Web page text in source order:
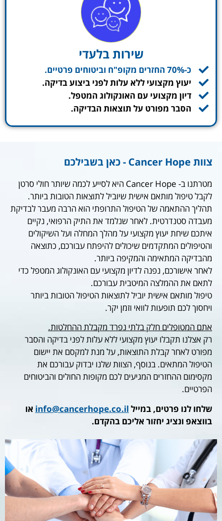
שירות בלעדי
כ-70% החזרים מקופ"ח וביטוחים פרטיים.
יעוץ מקצועי ללא עלות לפני ביצוע בדיקה.
דיון מקצועי עם האונקולוג המטפל.
הסבר מפורט על תוצאות הבדיקה.
צוות Cancer Hope - כאן בשבילכם
מטרתנו ב- Cancer Hope היא לסייע לכמה שיותר חולי סרטן
לקבל טיפול מותאם אישית שיוביל לתוצאות הטובות ביותר.
תהליך ההתאמה של הטיפול התרופתי הוא הרבה מעבר לבדיקת
מעבדה סטנדרטית. לאחר שנלמד את התיק הרפואי, נקיים
איתכם שיחת יעוץ מקצועי על מהלך המחלה ועל השיקולים
והטיפולים המתקדמים שיכולים להיפתח עבורכם, כתוצאה
מהבדיקה המתאימה והמקיפה ביותר.
לאחר אישורכם, נפנה לדיון מקצועי עם האונקולוג המטפל כדי
לתאם את ההמלצה המיטבית עבורכם.
טיפול מותאם אישית יוביל לתוצאות הטיפול הטובות ביותר
ויחסוך לכם תופעות לוואי וזמן יקר.
אתם המטופלים חלק בלתי נפרד מקבלת ההחלטות.
רק אצלנו תקבלו יעוץ מקצועי ללא עלות לפני בדיקה והסבר
מפורט לאחר קבלת התוצאות, על מנת למקסם את יישום
הטיפול המתאים. בנוסף, הצוות שלנו יבדוק עבורכם את
מקסימום ההחזרים המגיעים לכם מקופות החולים והביטוחים
הפרטיים.
שלחו לנו פרטים, במייל info@cancerhope.co.ilאו
בווצאפ ונציג יחזור אליכם בהקדם.